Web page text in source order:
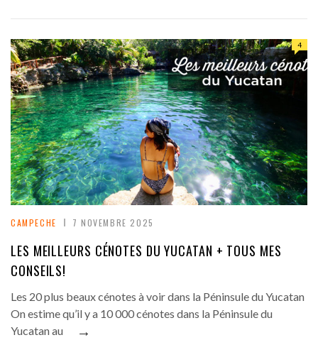
4
CAMPECHE 7 NOVEMBRE 2025
LES MEILLEURS CÉNOTES DU YUCATAN + TOUS MES
CONSEILS!
Les 20 plus beaux cénotes à voir dans la Péninsule du Yucatan
On estime qu’il y a 10 000 cénotes dans la Péninsule du
Yucatan au
→